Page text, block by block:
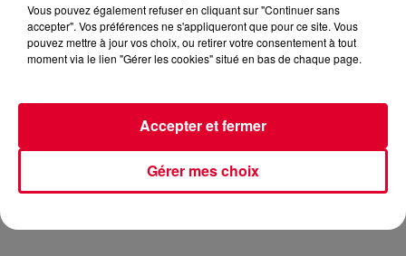
Pas de vacances pour votre rendez-vous très attendu
dansClub FG Live Session. L’artiste français a récemment
The City, avec notamment le morceau
Song
. Si vous ne connaissez pas encore cet artiste, c’est le
moment d’y remédier avec la vidéo de son set live hier dans
nos studios :
Vous pouvez également refuser en cliquant sur "Continuer sans
accepter". Vos préférences ne s'appliqueront que pour ce site. Vous
pouvez mettre à jour vos choix, ou retirer votre consentement à tout
moment via le lien "Gérer les cookies" situé en bas de chaque page.
Gérer mes choix
Accepter et fermer